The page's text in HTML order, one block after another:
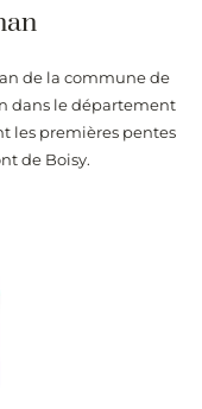
de la commune de
dans le département
les premières pentes
de Boisy.